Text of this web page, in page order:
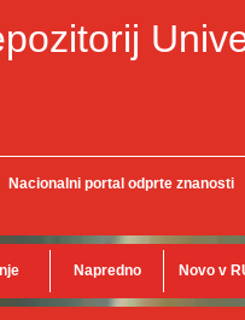
Nacionalni portal odprte znanosti
Napredno Novo v